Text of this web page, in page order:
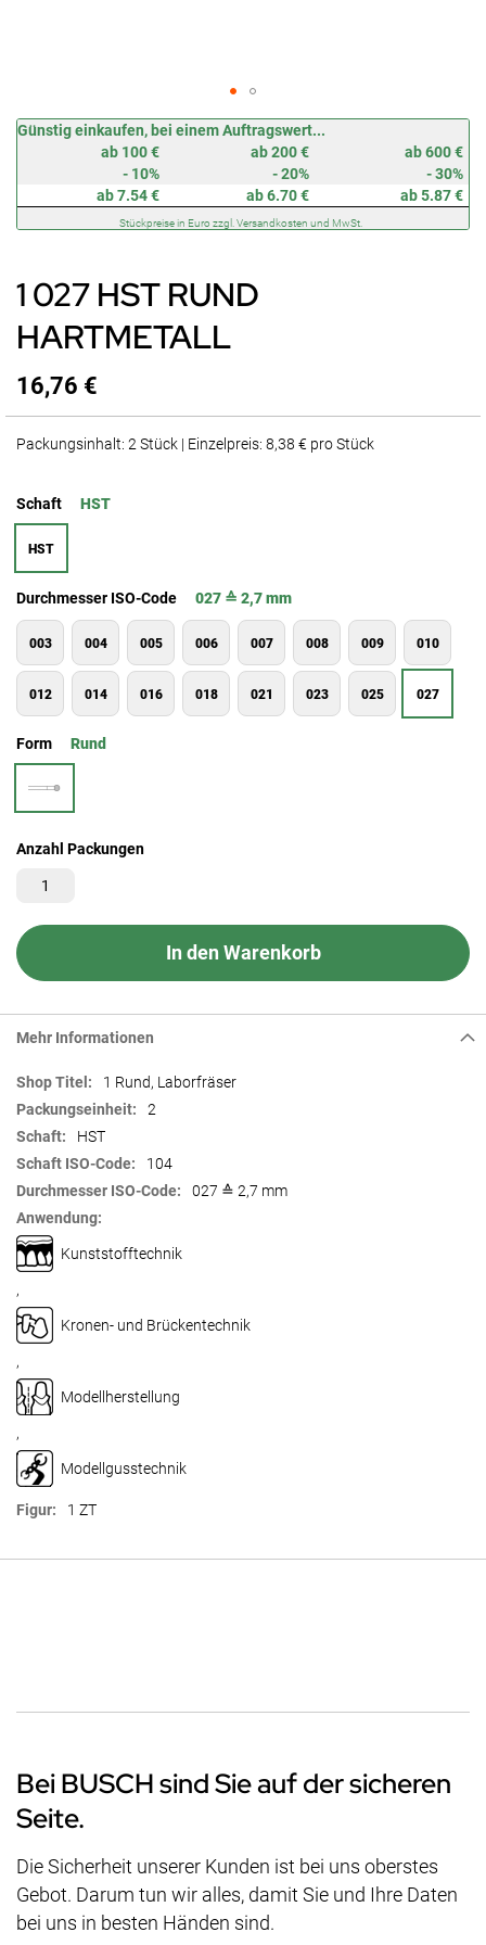
Günstig einkaufen, bei einem Auftragswert...
ab 100 €
ab 200 €
ab 600 €
- 10%
- 20%
- 30%
ab 7.54 €
ab 6.70 € ab 5.87 €
Stückpreise in Euro zzgl. Versandkosten und MwSt.
1 027 HST RUND
HARTMETALL
16,76 €
Packungsinhalt: 2 Stück | Einzelpreis: 8,38 € pro Stück
Schaft HST
HST
Durchmesser ISO-Code 027 ≙ 2,7 mm
003 004 005 006 007 008 009 010
012 014 016 018 021 023 025 027
Form Rund
Anzahl Packungen
In den Warenkorb
Zum
Anfang
springen
Mehr Informationen
Mehr
Informationen
1 Rund, Laborfräser
2
HST
104
027 ≙ 2,7 mm
Kunststofftechnik
,
Kronen- und Brückentechnik
,
Modellherstellung
,
Modellgusstechnik
1 ZT
Bei BUSCH sind Sie auf der sicheren
Seite.
Die Sicherheit unserer Kunden ist bei uns oberstes
Gebot. Darum tun wir alles, damit Sie und Ihre Daten
bei uns in besten Händen sind.